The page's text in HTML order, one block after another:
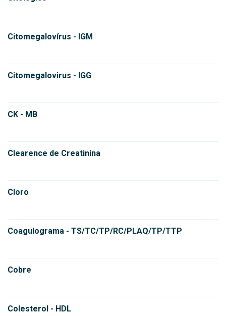
Citomegalovírus - IGM
Citomegalovirus - IGG
CK - MB
Clearence de Creatinina
Cloro
Coagulograma - TS/TC/TP/RC/PLAQ/TP/TTP
Cobre
Colesterol - HDL